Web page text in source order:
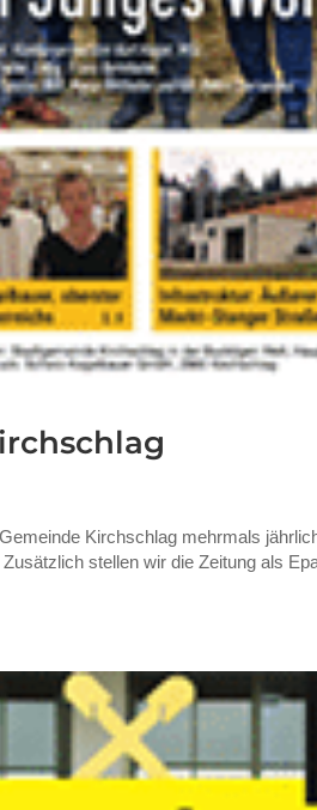
Kirchschlag mehrmals
stellen wir die Zeitung als